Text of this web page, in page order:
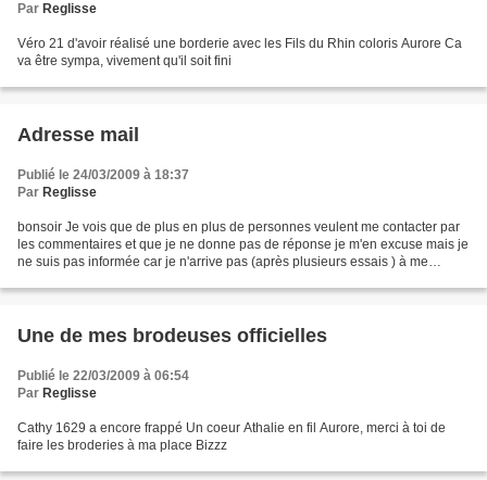
Par Reglisse
Véro 21 d'avoir réalisé une borderie avec les Fils du Rhin coloris Aurore Ca
va être sympa, vivement qu'il soit fini
Adresse mail
Publié le 24/03/2009 à 18:37
Par Reglisse
bonsoir Je vois que de plus en plus de personnes veulent me contacter par
les commentaires et que je ne donne pas de réponse je m'en excuse mais je
ne suis pas informée car je n'arrive pas (après plusieurs essais ) à me
Une de mes brodeuses officielles
Publié le 22/03/2009 à 06:54
Par Reglisse
Cathy 1629 a encore frappé Un coeur Athalie en fil Aurore, merci à toi de
faire les broderies à ma place Bizzz